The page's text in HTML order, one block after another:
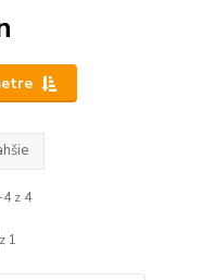
z 4
z 1